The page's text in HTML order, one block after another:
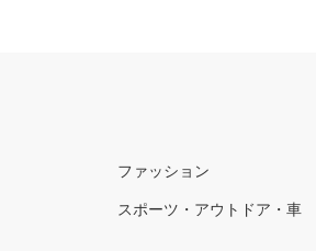
ファッション
スポーツ・アウトドア・車